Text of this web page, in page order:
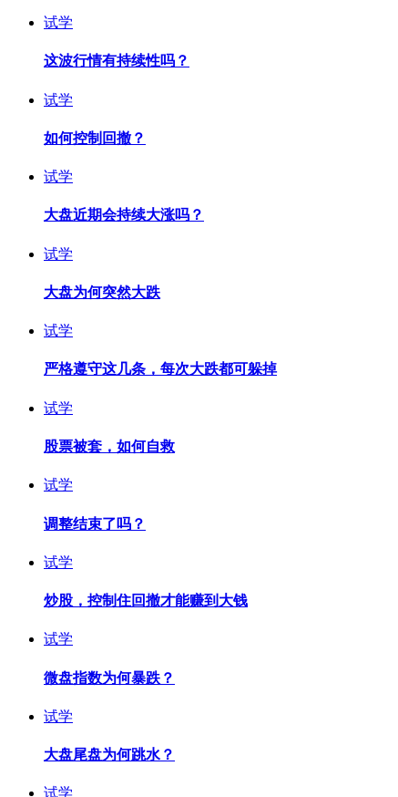
试学
这波行情有持续性吗？
试学
如何控制回撤？
试学
大盘近期会持续大涨吗？
试学
大盘为何突然大跌
试学
严格遵守这几条，每次大跌都可躲掉
试学
股票被套，如何自救
试学
调整结束了吗？
试学
炒股，控制住回撤才能赚到大钱
试学
微盘指数为何暴跌？
试学
大盘尾盘为何跳水？
试学